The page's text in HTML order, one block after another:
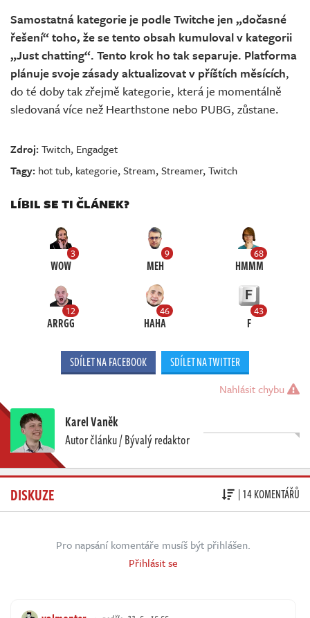
Samostatná kategorie je podle Twitche jen „dočasné
řešení“ toho, že se tento obsah kumuloval v kategorii
„Just chatting“. Tento krok ho tak separuje. Platforma
plánuje svoje zásady aktualizovat v příštích měsících,
do té doby tak zřejmě kategorie, která je momentálně
sledovaná více než Hearthstone nebo PUBG, zůstane.
Zdroj:Twitch, Engadget
Tagy: hot tub, kategorie,Stream,Streamer,Twitch
LÍBIL SE TI ČLÁNEK?
3
WOW
9
MEH
68
HMMM
12
ARRGG
46
HAHA
43
F
SDÍLET NA FACEBOOK SDÍLET NA TWITTER
Nahlásit chybu
Karel Vaněk
Autor článku / Bývalý redaktor
DISKUZE | 14 KOMENTÁŘŮ
Pro napsání komentáře musíš být přihlášen.
Přihlásit se